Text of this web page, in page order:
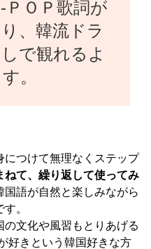
ＰＯＰ歌詞が
、韓流ドラ
で観れるよ
。
つけて無理なくステップ
ねて、繰り返して使ってみ
語が自然と楽しみながら
。
文化や風習もとりあげる
好きという韓国好きな方